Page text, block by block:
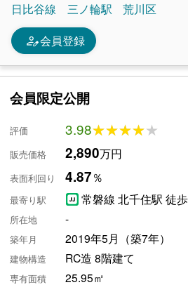
日比谷線
三ノ輪駅 荒川区
person_edit会員登録
会員限定公開
評価 3.98★★★★★
★★★★★
販売価格 2,890万円
表面利回り 4.87％
最寄り駅 常磐線 北千住駅 徒
所在地 -
築年月 2019年5月（築7年）
建物構造 RC造 8階建て
専有面積 25.95㎡